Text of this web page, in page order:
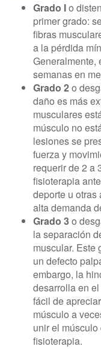
Grado Io
primer grado:
fibras
a la pérdida
Generalmente,
semanas en
Grado 2o
daño es más
musculares
músculo no
lesiones se
fuerza y
requerir de 2 a
fisioterapia
deporte u
alta demanda
Grado 3o
la separación
muscular. Este
un defecto
embargo, la
desarrolla en
fácil de
músculo a
unir el
fisioterapia.